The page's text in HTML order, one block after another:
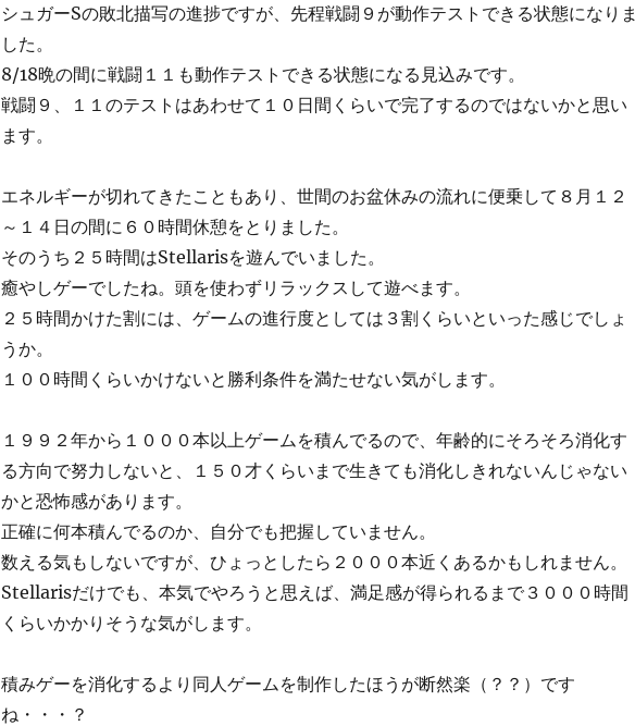
シュガーSの敗北描写の進捗ですが、先程戦闘９が動作テストできる状態になりま
した。
8/18晩の間に戦闘１１も動作テストできる状態になる見込みです。
戦闘９、１１のテストはあわせて１０日間くらいで完了するのではないかと思い
ます。
エネルギーが切れてきたこともあり、世間のお盆休みの流れに便乗して８月１２
～１４日の間に６０時間休憩をとりました。
そのうち２５時間はStellarisを遊んでいました。
癒やしゲーでしたね。頭を使わずリラックスして遊べます。
２５時間かけた割には、ゲームの進行度としては３割くらいといった感じでしょ
うか。
１００時間くらいかけないと勝利条件を満たせない気がします。
１９９２年から１０００本以上ゲームを積んでるので、年齢的にそろそろ消化す
る方向で努力しないと、１５０才くらいまで生きても消化しきれないんじゃない
かと恐怖感があります。
正確に何本積んでるのか、自分でも把握していません。
数える気もしないですが、ひょっとしたら２０００本近くあるかもしれません。
Stellarisだけでも、本気でやろうと思えば、満足感が得られるまで３０００時間
くらいかかりそうな気がします。
積みゲーを消化するより同人ゲームを制作したほうが断然楽（？？）です
ね・・・？